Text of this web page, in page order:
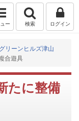
ー 検索 ログイン
グリーンヒルズ津山
合遊具
たに整備